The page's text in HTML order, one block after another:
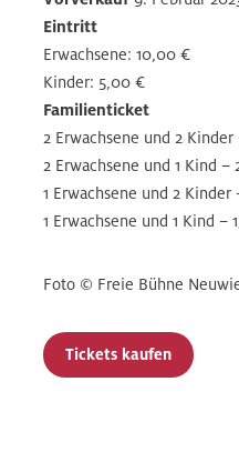
Eintritt
Erwachsene: 10,00 €
Kinder: 5,00 €
Familienticket
2 Erwachsene und 2
2 Erwachsene und 1 Kind –
1 Erwachsene und 2 Kinder
1 Erwachsene und 1 Kind –
Foto © Freie Bühne
Tickets kaufen